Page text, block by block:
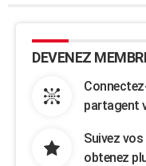
DEVENEZ
partagent
Suivez
obtenez